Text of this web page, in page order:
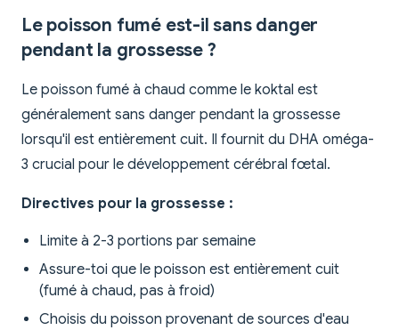
Le poisson fumé est-il sans danger
pendant la grossesse ?
Le poisson fumé à chaud comme le koktal est
généralement sans danger pendant la grossesse
lorsqu'il est entièrement cuit. Il fournit du DHA oméga-
3 crucial pour le développement cérébral fœtal.
Directives pour la grossesse :
Limite à 2-3 portions par semaine
Assure-toi que le poisson est entièrement cuit
(fumé à chaud, pas à froid)
Choisis du poisson provenant de sources d'eau